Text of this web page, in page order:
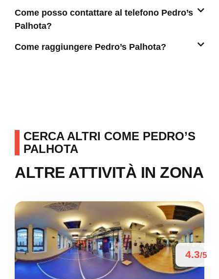
Come posso contattare al telefono Pedro’s
Palhota?
Come raggiungere Pedro’s Palhota?
CERCA ALTRI COME PEDRO’S
PALHOTA
ALTRE ATTIVITÀ IN ZONA
4.3/5